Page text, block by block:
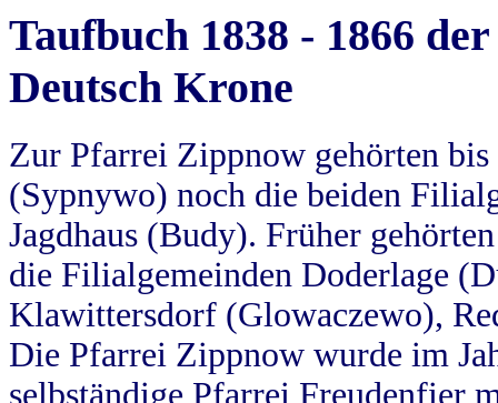
Taufbuch 1838 - 1866
Deutsch Krone
Zur Pfarrei Zippnow gehörten
(Sypnywo) noch die beiden
Jagdhaus (Budy). Früher
die Filialgemeinden Doderlage
Klawittersdorf (Glowaczewo),
Die Pfarrei Zippnow wurde im
selbständige Pfarrei Freudenfier